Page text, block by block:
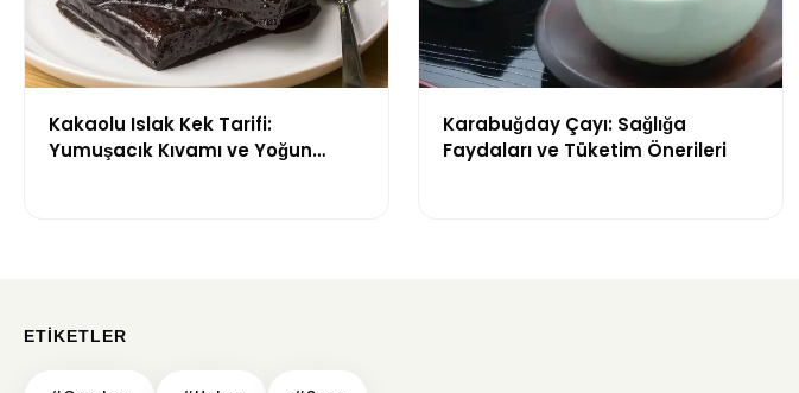
Kakaolu Islak Kek Tarifi:
Yumuşacık Kıvamı ve Yoğun
Karabuğday Çayı: Sağlığa
Faydaları ve Tüketim Önerileri
ETIKETLER